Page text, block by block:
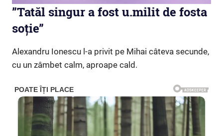
”Tatăl singur a fost u.milit de fosta
soție”
Alexandru Ionescu l-a privit pe Mihai câteva secunde,
cu un zâmbet calm, aproape cald.